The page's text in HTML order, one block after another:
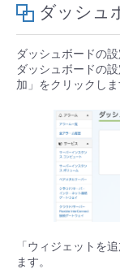
- vUTM2
ダッシュ
ダッシュボードの
ダッシュボードの
加」をクリックしま
「ウィジェットを
ます。